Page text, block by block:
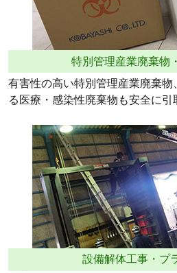
特別管理産業廃棄物
有害性の高い特別管理産業廃棄
る医療・感染性廃棄物も安全に引
設備解体工事・プ